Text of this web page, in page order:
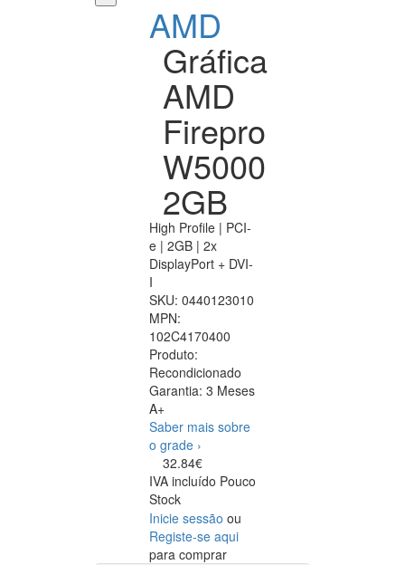
AMD
Gráfica
AMD
Firepro
W5000
2GB
High Profile | PCI-
e | 2GB | 2x
DisplayPort + DVI-
I
SKU: 0440123010
MPN:
102C4170400
Produto:
Recondicionado
Garantia: 3 Meses
A+
Saber mais sobre
o grade ›
32.84€
IVA incluído Pouco
Stock
Inicie sessão ou
Registe-se aqui
para comprar